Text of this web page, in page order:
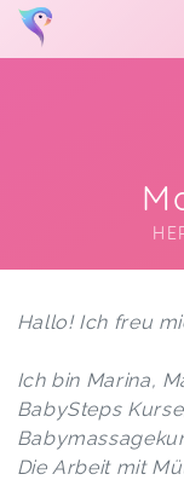
Hallo! Ich freu
Ich bin Marina,
BabySteps
Die Arbeit mit